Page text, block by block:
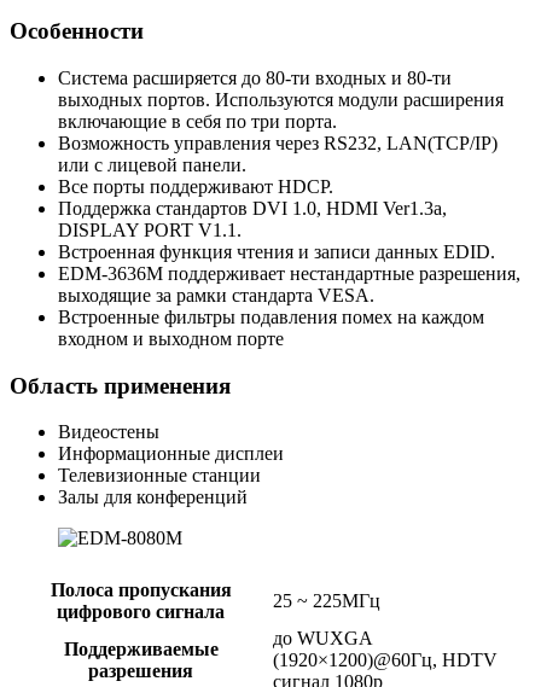
Особенности
Система расширяется до 80-ти входных и 80-ти
выходных портов. Используются модули расширения
включающие в себя по три порта.
Возможность управления через RS232, LAN(TCP/IP)
или с лицевой панели.
Все порты поддерживают HDCP.
Поддержка стандартов DVI 1.0, HDMI Ver1.3a,
DISPLAY PORT V1.1.
Встроенная функция чтения и записи данных EDID.
EDM-3636M поддерживает нестандартные разрешения,
выходящие за рамки стандарта VESA.
Встроенные фильтры подавления помех на каждом
входном и выходном порте
Область применения
Видеостены
Информационные дисплеи
Телевизионные станции
Залы для конференций
Полоса пропускания
цифрового сигнала
25 ~ 225МГц
Поддерживаемые
разрешения
до WUXGA
(1920×1200)@60Гц, HDTV
сигнал 1080p